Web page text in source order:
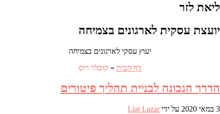
ליאת לזר
יועצת עסקית לארגונים בצמיחה
יעוץ עסקי לארגונים בצמיחה
דף הבית » קובלר רוס
הדרך הנכונה לבניית תהליך פיטורים
3 במאי 2020 על ידיLiat Lazar